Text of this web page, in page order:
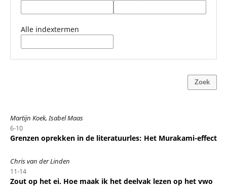
Alle indextermen
Zoek
Martijn Koek, Isabel Maas
6-10
Grenzen oprekken in de literatuurles: Het Murakami-effect
Chris van der Linden
11-14
Zout op het ei. Hoe maak ik het deelvak lezen op het vwo